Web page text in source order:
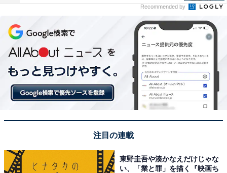
Recommended by
注目の連載
東野圭吾や湊かなえだけじゃな
い、「業と罪」を描く『映画ち